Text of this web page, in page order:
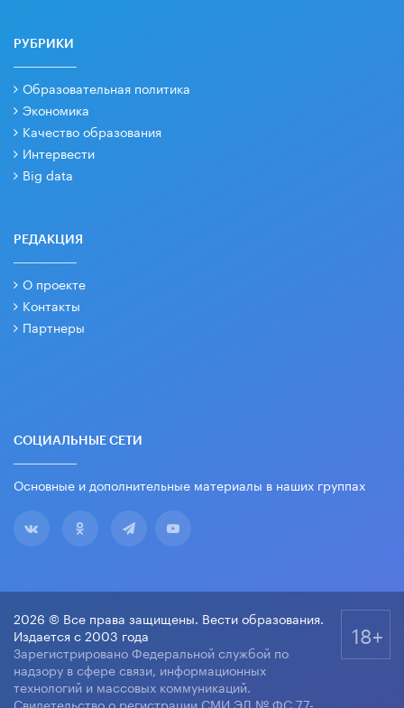
РУБРИКИ
Образовательная политика
Экономика
Качество образования
Интервести
Big data
РЕДАКЦИЯ
О проекте
Контакты
Партнеры
СОЦИАЛЬНЫЕ СЕТИ
Основные и дополнительные материалы в наших группах
2026 © Все права защищены. Вести образования.
Издается с 2003 года
Зарегистрировано Федеральной службой по
надзору в сфере связи, информационных
технологий и массовых коммуникаций.
Свидетельство о регистрации СМИ ЭЛ № ФС 77-
18+